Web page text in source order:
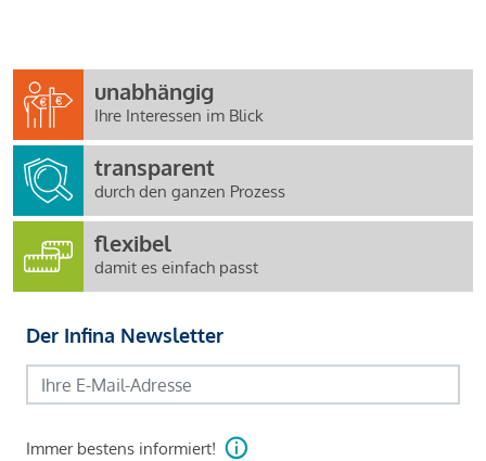
unabhängig
Ihre Interessen im Blick
transparent
durch den ganzen Prozess
flexibel
damit es einfach passt
Der Infina Newsletter
Immer bestens informiert!